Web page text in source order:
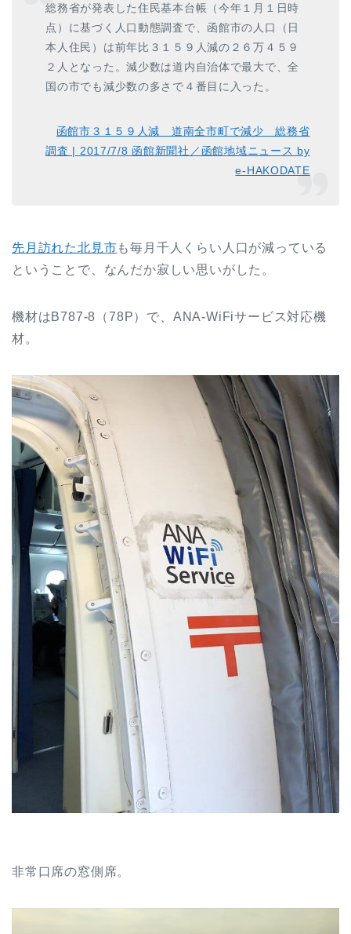
総務省が発表した住民基本台帳（今年１月１日時
点）に基づく人口動態調査で、函館市の人口（日
本人住民）は前年比３１５９人減の２６万４５９
２人となった。減少数は道内自治体で最大で、全
国の市でも減少数の多さで４番目に入った。
函館市３１５９人減 道南全市町で減少 総務省
調査 | 2017/7/8 函館新聞社／函館地域ニュース by
e-HAKODATE
先月訪れた北見市も毎月千人くらい人口が減っている
ということで、なんだか寂しい思いがした。
機材はB787-8（78P）で、ANA-WiFiサービス対応機
材。
非常口席の窓側席。